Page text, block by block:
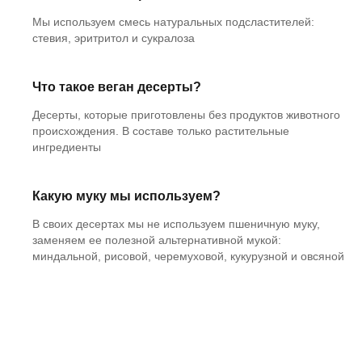
Мы используем смесь натуральных подсластителей:
стевия, эритритол и сукралоза
Что такое веган десерты?
Десерты, которые приготовлены без продуктов животного
происхождения. В составе только растительные
ингредиенты
Какую муку мы используем?
В своих десертах мы не используем пшеничную муку,
заменяем ее полезной альтернативной мукой:
миндальной, рисовой, черемуховой, кукурузной и овсяной